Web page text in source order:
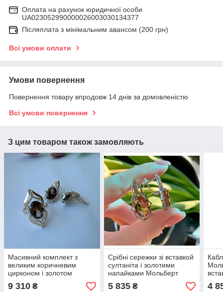
Оплата на рахунок юридичної особи
UA023052990000026003030134377
Післяплата з мінімальним авансом (200 грн)
Всі умови оплати
Умови повернення
Повернення товару впродовж 14 днів за домовленістю
Всі умови повернення
З цим товаром також замовляють
Масивний комплект з
великим коричневим
цирконом і золотом
Мольберт
9 310 ₴
Срібні сережки зі вставкой
султаніта і золотими
напайками Мольберт
5 835₴ 4